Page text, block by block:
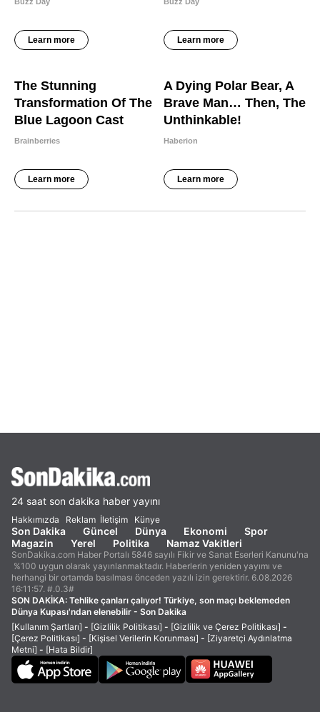
24 saat son dakika haber yayını
Hakkımızda Reklam İletişim Künye
Son Dakika Güncel Dünya Ekonomi
Spor
Magazin
Yerel Politika Namaz Vakitleri
SonDakika.com Haber Portalı 5846 sayılı Fikir ve Sanat Eserleri Kanunu'na
%100 uygun olarak yayınlanmaktadır. Haberlerin yeniden yayımı ve
herhangi bir ortamda basılması önceden yazılı izin gerektirir. 6.08.2026
16:11:57. #.0.3#
SON DAKİKA: Tehlike çanları çalıyor! Türkiye, son maçı beklemeden
Dünya Kupası'ndan elenebilir - Son Dakika
[Kullanım Şartları] - [Gizlilik Politikası] - [Gizlilik ve Çerez Politikası] -
[Çerez Politikası] - [Kişisel Verilerin Korunması] - [Ziyaretçi Aydınlatma
Metni] - [Hata Bildir]